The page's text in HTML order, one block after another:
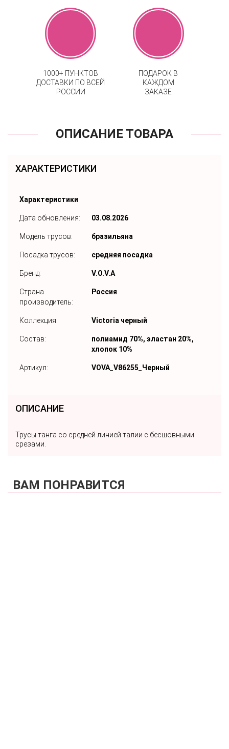
1000+ ПУНКТОВ
ДОСТАВКИ ПО ВСЕЙ
РОССИИ
ПОДАРОК В
КАЖДОМ
ЗАКАЗЕ
ОПИСАНИЕ ТОВАРА
ХАРАКТЕРИСТИКИ
Характеристики
Дата обновления: 03.08.2026
Модель трусов: бразильяна
Посадка трусов: средняя посадка
Бренд: V.O.V.A
Страна
производитель:
Россия
Коллекция: Victoria черный
Состав:
полиамид 70%, эластан 20%,
хлопок 10%
Артикул: VOVA_V86255_Черный
ОПИСАНИЕ
Трусы танга со средней линией талии с бесшовными
срезами.
ВАМ ПОНРАВИТСЯ